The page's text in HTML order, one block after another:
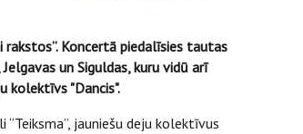
Koncertā piedalīsies tautas
un Siguldas, kuru vidū arī
kolektīvs "Dancis".
jauniešu deju kolektīvus